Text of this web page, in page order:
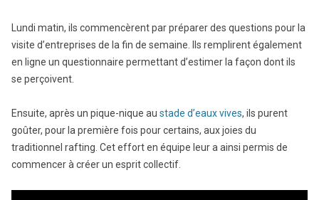
Lundi matin, ils commencèrent par préparer des questions pour la
visite d’entreprises de la fin de semaine. Ils remplirent également
en ligne un questionnaire permettant d’estimer la façon dont ils
se perçoivent.
Ensuite, après un pique-nique au stade d’eaux vives, ils purent
goûter, pour la première fois pour certains, aux joies du
traditionnel rafting. Cet effort en équipe leur a ainsi permis de
commencer à créer un esprit collectif.